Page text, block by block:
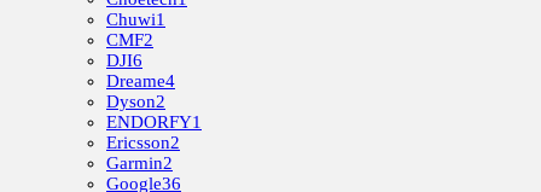
Chuwi1
CMF2
DJI6
Dreame4
Dyson2
ENDORFY1
Ericsson2
Garmin2
Google36